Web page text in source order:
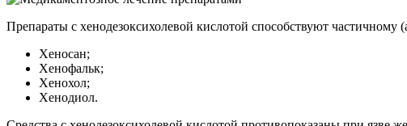
Препараты с хенодезоксихолевой кислотой способствуют
Хеносан;
Хенофальк;
Хенохол;
Хенодиол.